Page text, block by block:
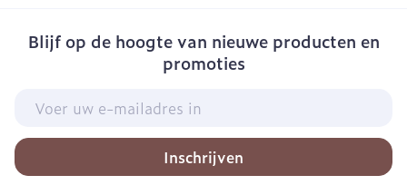
Blijf op de hoogte van nieuwe producten en
promoties
Inschrijven